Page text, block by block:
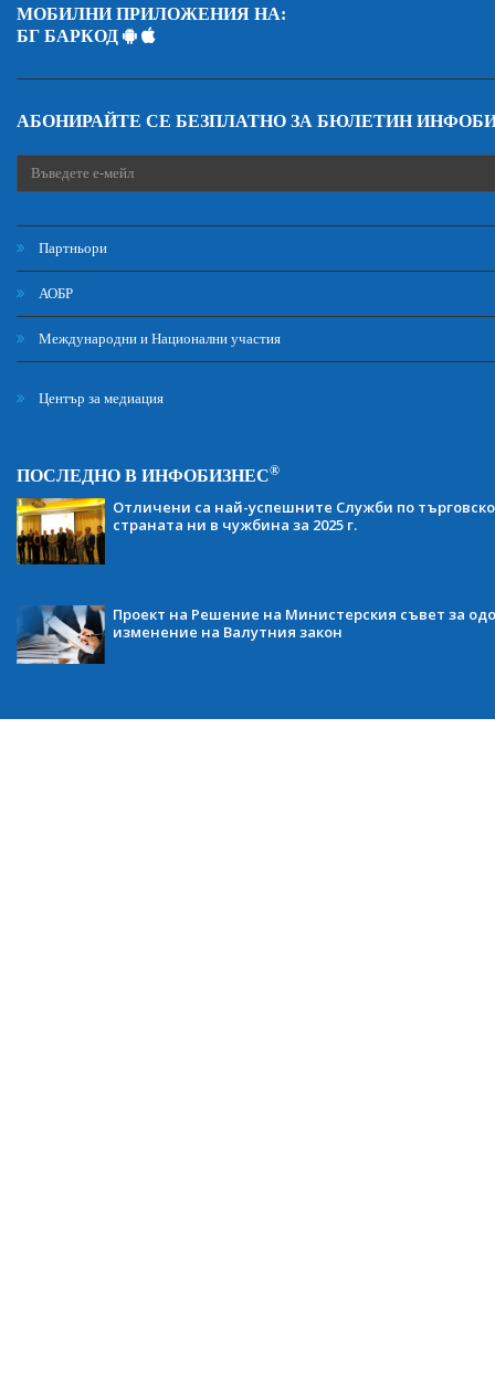
МОБИЛНИ ПРИЛОЖЕНИЯ НА:
БГ БАРКОД
АБОНИРАЙТЕ СЕ БЕЗПЛАТНО ЗА БЮЛЕТИН
Партньори
АОБР
Международни и Национални участия
Център за медиация
ПОСЛЕДНО В ИНФОБИЗНЕС®
Отличени са най-успешните Служби по
страната ни в чужбина за 2025 г.
Проект на Решение на Министерския съвет за
изменение на Валутния закон